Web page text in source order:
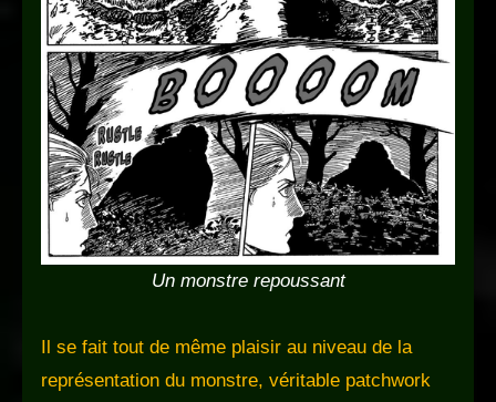
Un monstre repoussant
Il se fait tout de même plaisir au niveau de la
représentation du monstre, véritable patchwork